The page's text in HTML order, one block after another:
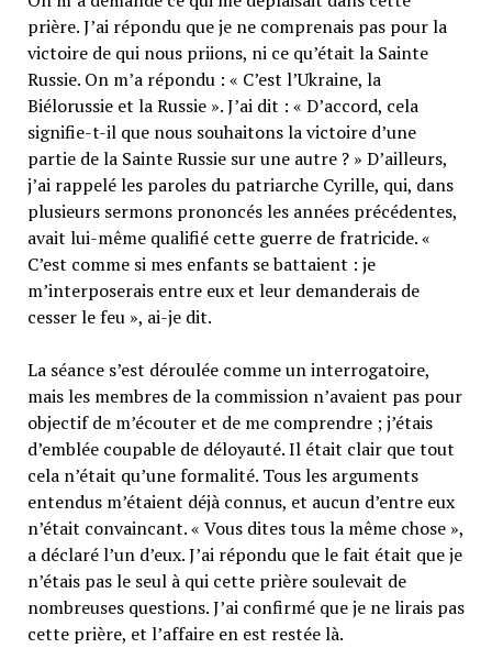
prière. J’ai répondu que je ne comprenais pas pour la
victoire de qui nous priions, ni ce qu’était la Sainte
Russie. On m’a répondu : « C’est l’Ukraine, la
Biélorussie et la Russie ». J’ai dit : « D’accord, cela
signifie-t-il que nous souhaitons la victoire d’une
partie de la Sainte Russie sur une autre ? » D’ailleurs,
j’ai rappelé les paroles du patriarche Cyrille, qui, dans
plusieurs sermons prononcés les années précédentes,
avait lui-même qualifié cette guerre de fratricide. «
C’est comme si mes enfants se battaient : je
m’interposerais entre eux et leur demanderais de
cesser le feu », ai-je dit.
La séance s’est déroulée comme un interrogatoire,
mais les membres de la commission n’avaient pas pour
objectif de m’écouter et de me comprendre ; j’étais
d’emblée coupable de déloyauté. Il était clair que tout
cela n’était qu’une formalité. Tous les arguments
entendus m’étaient déjà connus, et aucun d’entre eux
n’était convaincant. « Vous dites tous la même chose »,
a déclaré l’un d’eux. J’ai répondu que le fait était que je
n’étais pas le seul à qui cette prière soulevait de
nombreuses questions. J’ai confirmé que je ne lirais pas
cette prière, et l’affaire en est restée là.